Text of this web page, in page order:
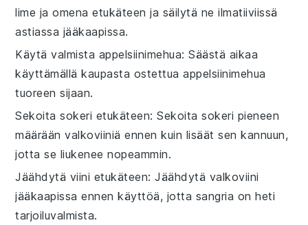
lime jaomena etukäteen ja säilytä ne ilmatiiviissä
astiassa jääkaapissa.
Käytä valmista appelsiinimehua: Säästä aikaa
käyttämällä kaupasta ostettuaappelsiinimehua
tuoreen sijaan.
Sekoita sokeri etukäteen: Sekoitasokeri pieneen
määräänvalkoviiniä ennen kuin lisäät sen kannuun,
jotta se liukenee nopeammin.
Jäähdytä viini etukäteen: Jäähdytä valkoviini
jääkaapissa ennen käyttöä, jotta sangria on heti
tarjoiluvalmista.